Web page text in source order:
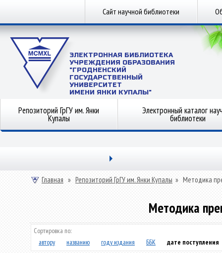
Сайт научной библиотеки
ЭЛЕКТРОННАЯ БИБЛИОТЕКА
УЧРЕЖДЕНИЯ ОБРАЗОВАНИЯ
"ГРОДНЕНСКИЙ
ГОСУДАРСТВЕННЫЙ
УНИВЕРСИТЕТ
ИМЕНИ ЯНКИ КУПАЛЫ"
Репозиторий ГрГУ им. Янки
Купалы
Электронный каталог
библиотеки
Главная » Репозиторий ГрГУ им. Янки Купалы » Методика
Методика
Сортировка по:
автору
названию году издания ББК дате поступления